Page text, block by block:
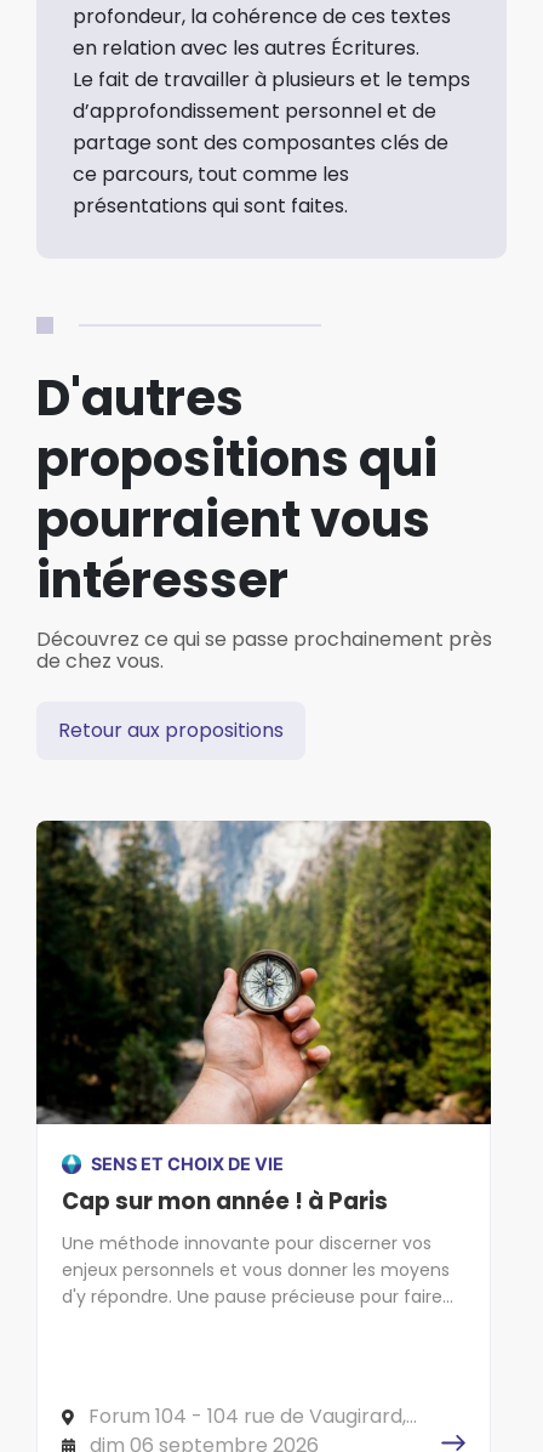
profondeur, la cohérence de ces textes
en relation avec les autres Écritures.
Le fait de travailler à plusieurs et le temps
d’approfondissement personnel et de
partage sont des composantes clés de
ce parcours, tout comme les
présentations qui sont faites.
D'autres
propositions qui
pourraient vous
intéresser
Découvrez ce qui se passe prochainement près
de chez vous.
Retour aux propositions
SENS ET CHOIX DE VIE
Cap sur mon année ! à Paris
Une méthode innovante pour discerner vos
enjeux personnels et vous donner les moyens
d'y répondre. Une pause précieuse pour faire
Forum 104 - 104 rue de Vaugirard,
75006 PARIS
dim 06 septembre 2026